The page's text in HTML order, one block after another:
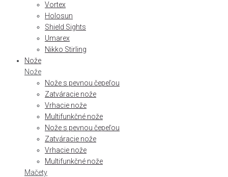
Vortex
Holosun
Shield Sights
Umarex
Nikko Stirling
Nože
Nože
Nože s pevnou čepeľou
Zatváracie nože
Vrhacie nože
Multifunkčné nože
Nože s pevnou čepeľou
Zatváracie nože
Vrhacie nože
Multifunkčné nože
Mačety